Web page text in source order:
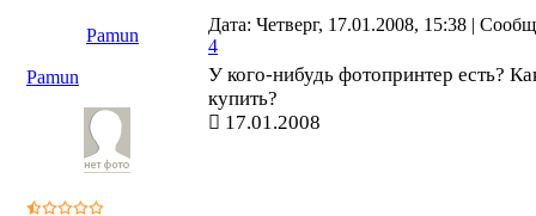
Pamun
Дата: Четверг, 17.01.2008, 15:38 |
4
Pamun
У кого-нибудь фотопринтер есть?
купить?
17.01.2008